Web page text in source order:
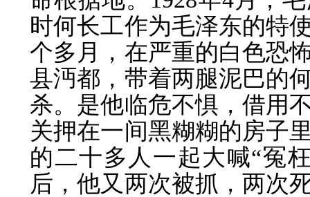
时何长工作为毛泽东的特
个多月，在严重的白色恐
县沔都，带着两腿泥巴的
杀。是他临危不惧，借用
关押在一间黑糊糊的房子
的二十多人一起大喊“冤
后，他又两次被抓，两次